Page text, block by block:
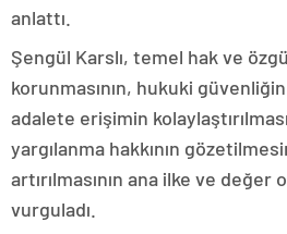
anlattı.
Şengül Karslı, temel hak ve
korunmasının, hukuki
adalete erişimin
yargılanma hakkının
artırılmasının ana ilke ve
vurguladı.